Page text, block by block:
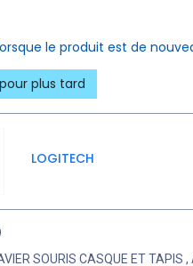
le produit est de
plus tard
LOGITECH
SOURIS CASQUE ET TAPIS ,